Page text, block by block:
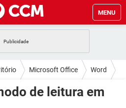
MENU
FACEBOOK
EXCEL
FACEBOOK
Microsoft Office Word
de leitura em